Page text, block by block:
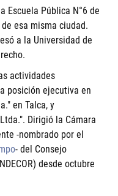
Escuela Pública N°6 de
esa misma ciudad.
a la Universidad de
actividades
posición ejecutiva en
en Talca, y
Dirigió la Cámara
-nombrado por el
- del Consejo
desde octubre